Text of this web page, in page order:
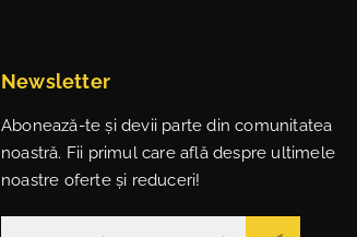
Newsletter
Abonează-te și devii parte din comunitatea
noastră. Fii primul care află despre ultimele
noastre oferte și reduceri!